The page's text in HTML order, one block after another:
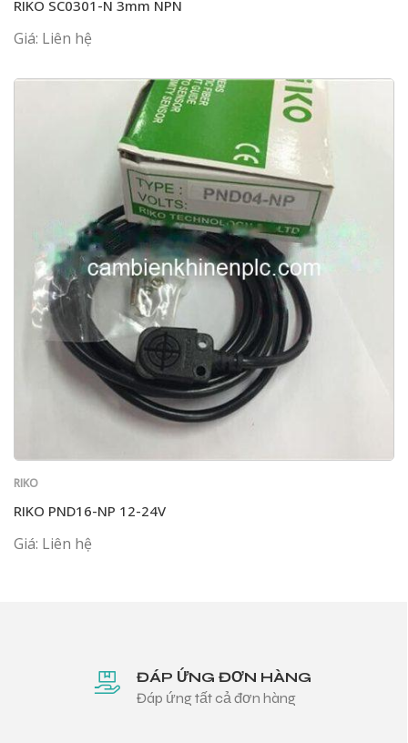
RIKO SC0301-N 3mm NPN
Giá: Liên hệ
RIKO
RIKO PND16-NP 12-24V
Giá: Liên hệ
ĐÁP ỨNG ĐƠN HÀNG
Đáp ứng tất cả đơn hàng